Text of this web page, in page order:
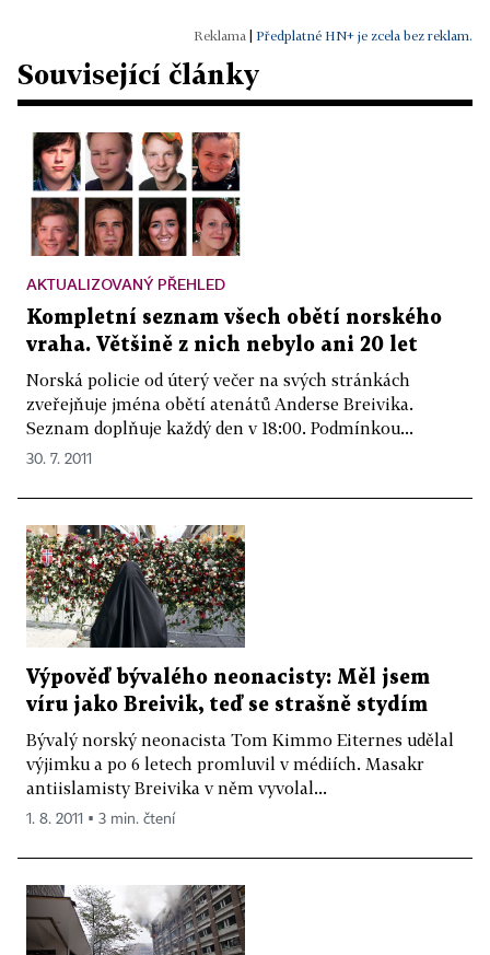
Předplatné HN+ je zcela bez reklam.
Související články
AKTUALIZOVANÝ PŘEHLED
Kompletní seznam všech obětí norského
vraha. Většině z nich nebylo ani 20 let
Norská policie od úterý večer na svých stránkách
zveřejňuje jména obětí atenátů Anderse Breivika.
Seznam doplňuje každý den v 18:00. Podmínkou...
30. 7. 2011
Výpověď bývalého neonacisty: Měl jsem
víru jako Breivik, teď se strašně stydím
Bývalý norský neonacista Tom Kimmo Eiternes udělal
výjimku a po 6 letech promluvil v médiích. Masakr
antiislamisty Breivika v něm vyvolal...
1. 8. 2011 ▪ 3 min. čtení